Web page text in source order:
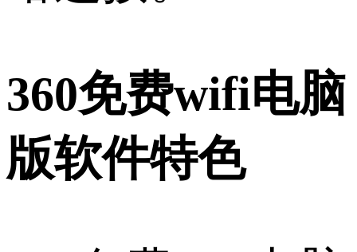
360免费wifi电脑
版软件特色